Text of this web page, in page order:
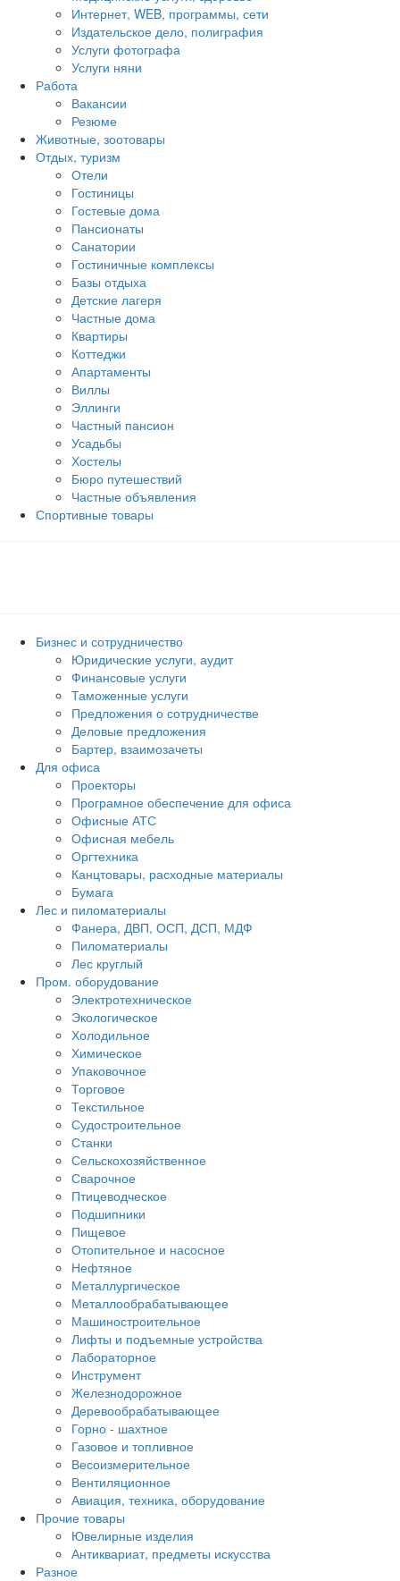
Интернет, WEB, программы, сети
Издательское дело, полиграфия
Услуги фотографа
Услуги няни
Работа
Вакансии
Резюме
Животные, зоотовары
Отдых, туризм
Отели
Гостиницы
Гостевые дома
Пансионаты
Санатории
Гостиничные комплексы
Базы отдыха
Детские лагеря
Частные дома
Квартиры
Коттеджи
Апартаменты
Виллы
Эллинги
Частный пансион
Усадьбы
Хостелы
Бюро путешествий
Частные объявления
Спортивные товары
Бизнес и сотрудничество
Юридические услуги, аудит
Финансовые услуги
Таможенные услуги
Предложения о сотрудничестве
Деловые предложения
Бартер, взаимозачеты
Для офиса
Проекторы
Програмное обеспечение для офиса
Офисные АТС
Офисная мебель
Оргтехника
Канцтовары, расходные материалы
Бумага
Лес и пиломатериалы
Фанера, ДВП, ОСП, ДСП, МДФ
Пиломатериалы
Лес круглый
Пром. оборудование
Электротехническое
Экологическое
Холодильное
Химическое
Упаковочное
Торговое
Текстильное
Судостроительное
Станки
Сельскохозяйственное
Сварочное
Птицеводческое
Подшипники
Пищевое
Отопительное и насосное
Нефтяное
Металлургическое
Металлообрабатывающее
Машиностроительное
Лифты и подъемные устройства
Лабораторное
Инструмент
Железнодорожное
Деревообрабатывающее
Горно - шахтное
Газовое и топливное
Весоизмерительное
Вентиляционное
Авиация, техника, оборудование
Прочие товары
Ювелирные изделия
Антиквариат, предметы искусства
Разное